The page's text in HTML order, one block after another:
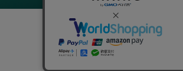
グループサービス
インターネットサービス